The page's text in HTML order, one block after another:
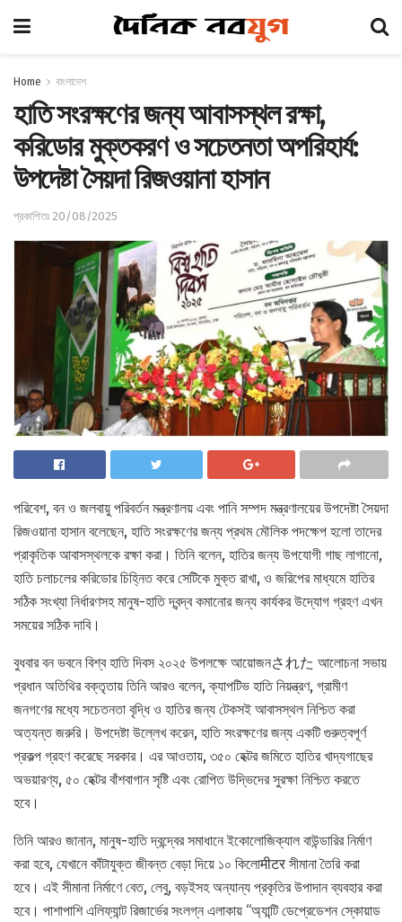
Home বাংলাদেশ
হাতি সংরক্ষণের জন্য আবাসস্থল রক্ষা,
করিডোর মুক্তকরণ ও সচেতনতা অপরিহার্য:
উপদেষ্টা সৈয়দা রিজওয়ানা হাসান
প্রকাশিতঃ 20/08/2025
পরিবেশ, বন ও জলবায়ু পরিবর্তন মন্ত্রণালয় এবং পানি সম্পদ মন্ত্রণালয়ের উপদেষ্টা সৈয়দা
রিজওয়ানা হাসান বলেছেন, হাতি সংরক্ষণের জন্য প্রথম মৌলিক পদক্ষেপ হলো তাদের
প্রাকৃতিক আবাসস্থলকে রক্ষা করা। তিনি বলেন, হাতির জন্য উপযোগী গাছ লাগানো,
হাতি চলাচলের করিডোর চিহ্নিত করে সেটিকে মুক্ত রাখা, ও জরিপের মাধ্যমে হাতির
সঠিক সংখ্যা নির্ধারণসহ মানুষ-হাতি দ্বন্দ্ব কমানোর জন্য কার্যকর উদ্যোগ গ্রহণ এখন
সময়ের সঠিক দাবি।
বুধবার বন ভবনে বিশ্ব হাতি দিবস ২০২৫ উপলক্ষে আয়োজনされた আলোচনা সভায়
প্রধান অতিথির বক্তৃতায় তিনি আরও বলেন, ক্যাপটিভ হাতি নিয়ন্ত্রণ, গ্রামীণ
জনগণের মধ্যে সচেতনতা বৃদ্ধি ও হাতির জন্য টেকসই আবাসস্থল নিশ্চিত করা
অত্যন্ত জরুরি। উপদেষ্টা উল্লেখ করেন, হাতি সংরক্ষণের জন্য একটি গুরুত্বপূর্ণ
প্রকল্প গ্রহণ করেছে সরকার। এর আওতায়, ৩৫০ হেক্টর জমিতে হাতির খাদ্যগাছের
অভয়ারণ্য, ৫০ হেক্টর বাঁশবাগান সৃষ্টি এবং রোপিত উদ্ভিদের সুরক্ষা নিশ্চিত করতে
হবে।
তিনি আরও জানান, মানুষ-হাতি দ্বন্দ্বের সমাধানে ইকোলোজিক্যাল বাউন্ডারির নির্মাণ
করা হবে, যেখানে কাঁটাযুক্ত জীবন্ত বেড়া দিয়ে ১০ কিলোमीटर সীমানা তৈরি করা
হবে। এই সীমানা নির্মাণে বেত, লেবু, বড়ইসহ অন্যান্য প্রকৃতির উপাদান ব্যবহার করা
হবে। পাশাপাশি এলিফ্যান্ট রিজার্ভের সংলগ্ন এলাকায় “অ্যান্টি ডেপ্রেডেশন স্কোয়াড